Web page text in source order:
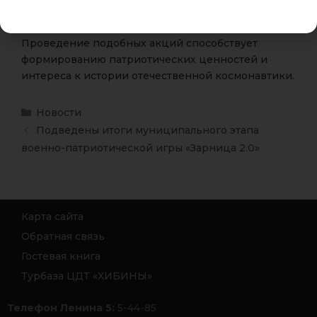
Проведение подобных акций способствует
формированию патриотических ценностей и
интереса к истории отечественной космонавтики.
Новости
Подведены итоги муниципального этапа
военно-патриотической игры «Зарница 2.0»
Карта сайта
Обратная связь
Гостевая книга
Турбаза ЦДТ «ХИБИНЫ»
Телефон Ленина 5: 5-44-85